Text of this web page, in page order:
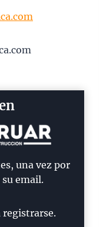
una vez por
email.
registrarse.